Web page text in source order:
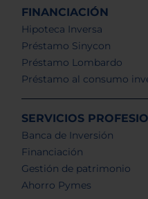
FINANCIACIÓN
Hipoteca Inversa
Préstamo Sinycon
Préstamo Lombardo
Préstamo al consumo
SERVICIOS
Banca de Inversión
Financiación
Gestión de patrimonio
Ahorro Pymes